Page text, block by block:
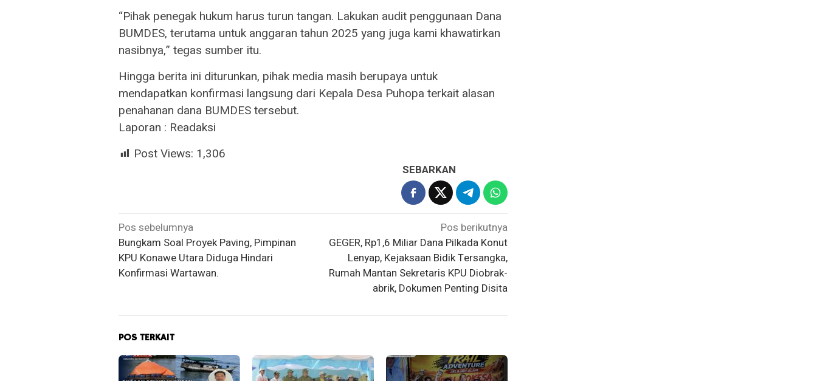
“Pihak penegak hukum harus turun tangan. Lakukan audit penggunaan Dana
BUMDES, terutama untuk anggaran tahun 2025 yang juga kami khawatirkan
nasibnya,” tegas sumber itu.
Hingga berita ini diturunkan, pihak media masih berupaya untuk
mendapatkan konfirmasi langsung dari Kepala Desa Puhopa terkait alasan
penahanan dana BUMDES tersebut.
Laporan : Readaksi
Post Views: 1,306
SEBARKAN
Navigasi
pos
Pos sebelumnya
Bungkam Soal Proyek Paving, Pimpinan
KPU Konawe Utara Diduga Hindari
Konfirmasi Wartawan.
Pos berikutnya
GEGER, Rp1,6 Miliar Dana Pilkada Konut
Lenyap, Kejaksaan Bidik Tersangka,
Rumah Mantan Sekretaris KPU Diobrak-
abrik, Dokumen Penting Disita
POS TERKAIT